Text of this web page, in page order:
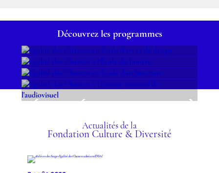
Découvrez les programmes
ÉGALITÉ DES CHANCES
EN ÉCOLE D'ART ET DE
DESIGN
ÉGALITÉ DES CHANCES À
L'ÉCOLE DU LOUVRE
ÉGALITÉ DES CHANCES
EN ÉCOLE
D'ARCHITECTURE
ÉGALITÉ DES CHANCES À
L'INSTITUT NATIONAL DE
L'AUDIOVISUEL
Actualités de la
Fondation Culture & Diversité